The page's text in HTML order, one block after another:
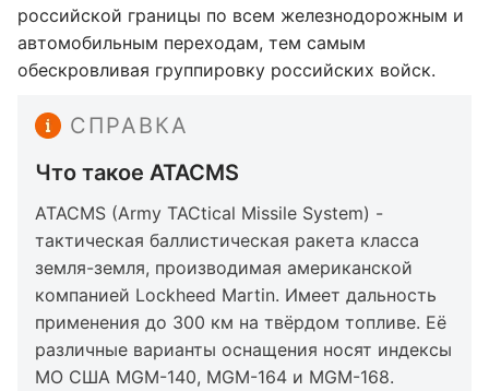
российской границы по всем железнодорожным и
автомобильным переходам, тем самым
обескровливая группировку российских войск.
СПРАВКА
Что такое ATACMS
ATACMS (Army TACtical Missile System) -
тактическая баллистическая ракета класса
земля-земля, производимая американской
компанией Lockheed Martin. Имеет дальность
применения до 300 км на твёрдом топливе. Её
различные варианты оснащения носят индексы
МО США MGM-140, MGM-164 и MGM-168.